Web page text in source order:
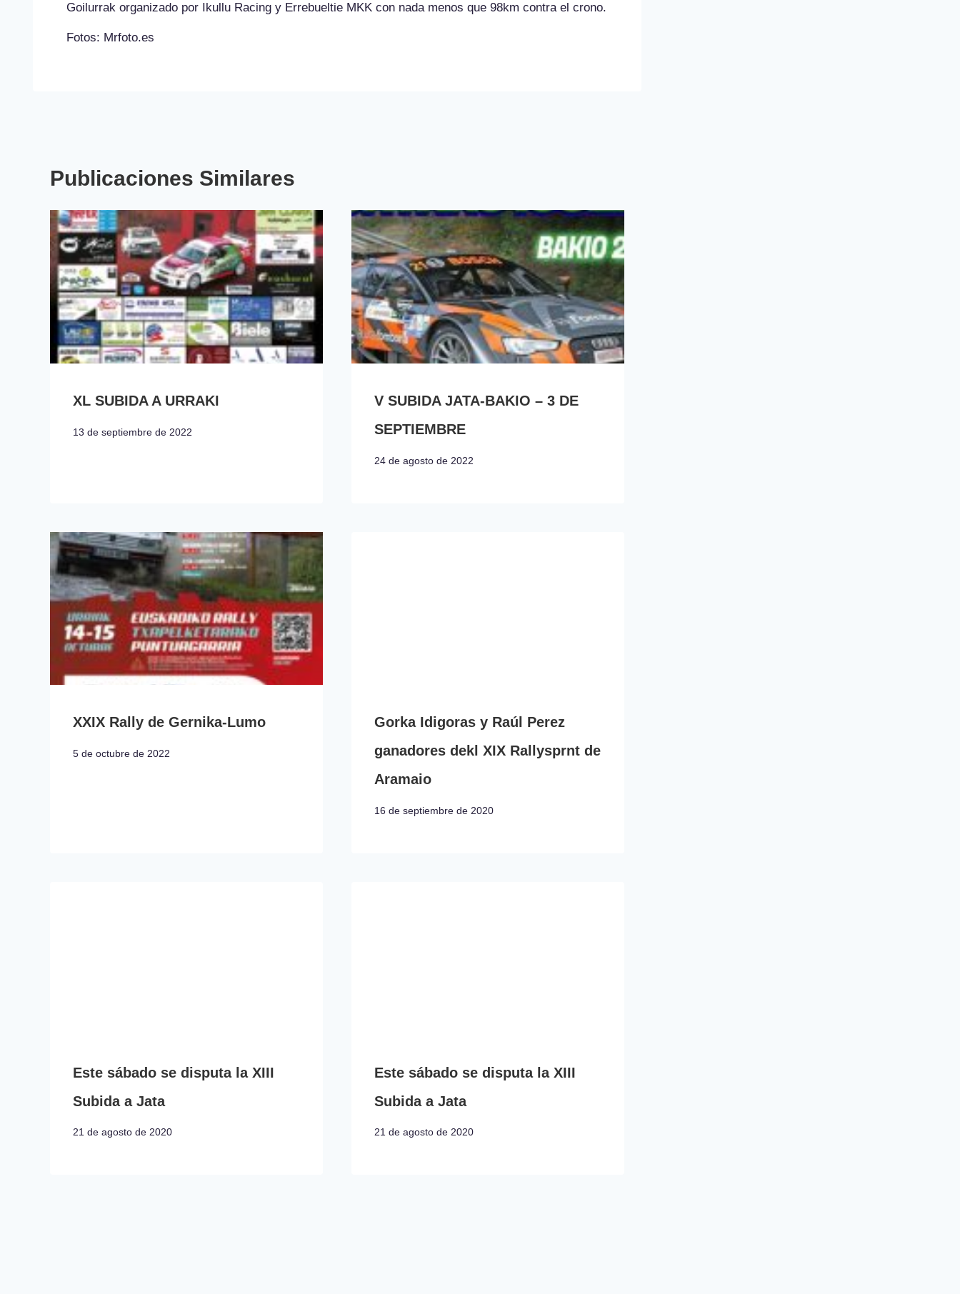
Goilurrak organizado por Ikullu Racing y Errebueltie MKK con nada menos que 98km contra el crono.
Fotos: Mrfoto.es
Publicaciones Similares
XL SUBIDA A URRAKI
13 de septiembre de 2022
V SUBIDA JATA-BAKIO – 3 DE
SEPTIEMBRE
24 de agosto de 2022
XXIX Rally de Gernika-Lumo
5 de octubre de 2022
Gorka Idigoras y Raúl Perez
ganadores dekl XIX Rallysprnt de
Aramaio
16 de septiembre de 2020
Este sábado se disputa la XIII
Subida a Jata
21 de agosto de 2020
Este sábado se disputa la XIII
Subida a Jata
21 de agosto de 2020